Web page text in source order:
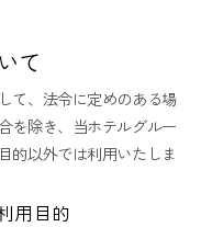
て
て、法令に定めのある場
を除き、当ホテルグルー
的以外では利用いたしま
用目的